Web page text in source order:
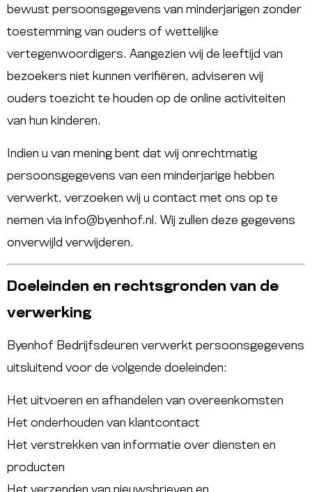
bewust persoonsgegevens van minderjarigen zonder
toestemming van ouders of wettelijke
vertegenwoordigers. Aangezien wij de leeftijd van
bezoekers niet kunnen verifiëren, adviseren wij
ouders toezicht te houden op de online activiteiten
van hun kinderen.
Indien u van mening bent dat wij onrechtmatig
persoonsgegevens van een minderjarige hebben
verwerkt, verzoeken wij u contact met ons op te
nemen via info@byenhof.nl . Wij zullen deze gegevens
onverwijld verwijderen.
Doeleinden en rechtsgronden van de
verwerking
Byenhof Bedrijfsdeuren verwerkt persoonsgegevens
uitsluitend voor de volgende doeleinden:
Het uitvoeren en afhandelen van overeenkomsten
Het onderhouden van klantcontact
Het verstrekken van informatie over diensten en
producten
Het verzenden van nieuwsbrieven en